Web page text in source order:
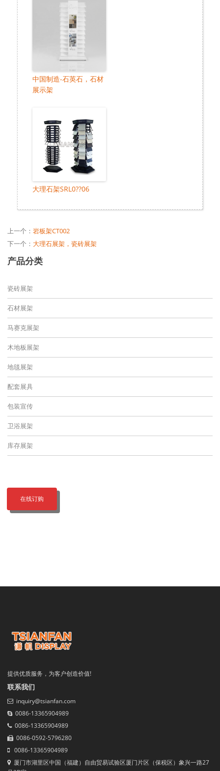
中国制造-石英石，石材
展示架
大理石架SRL0??06
上一个： 岩板架CT002
下一个： 大理石展架，瓷砖展架
产品分类
瓷砖展架
石材展架
马赛克展架
木地板展架
地毯展架
配套展具
包装宣传
卫浴展架
库存展架
在线订购
提供优质服务，为客户创造价值!
联系我们
inquiry@tsianfan.com
0086-13365904989
0086-13365904989
0086-0592-5796280
0086-13365904989
厦门市湖里区中国（福建）自由贸易试验区厦门片区（保税区）象兴一路27